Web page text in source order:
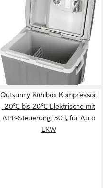
und Wärmefunktion, 40 L
Produktdatenblatt
ab 104,90 €
9,58 € mtl. in 12 Raten
lieferbar - in 7-9 Werktagen bei dir
Outsunny Kühlbox Kompressor
-20℃ bis 20℃ Elektrische mit
APP-Steuerung, 30 l, für Auto
LKW